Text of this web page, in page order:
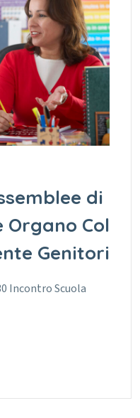
di
Organo Col
Genitori
Incontro Scuola